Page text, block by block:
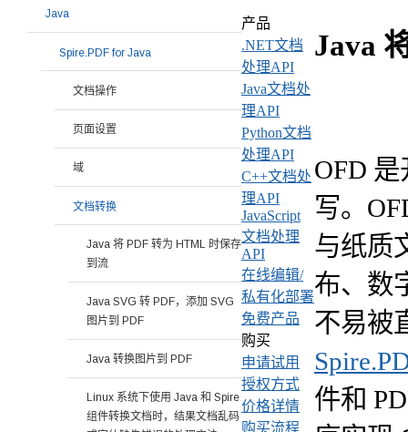
Java
OFD
写。
与纸质
布、数
不易被
件和
Java
Spire.PDF for Java
文档操作
页面设置
域
文档转换
Java 将 PDF 转为 HTML 时保存
到流
Java SVG 转 PDF，添加 SVG
图片到 PDF
Java 转换图片到 PDF
Linux 系统下使用 Java 和 Spire
组件转换文档时，结果文档乱码
产品
.NET文档
处理API
Java文档处
理API
Python文档
处理API
C++文档处
理API
JavaScript
文档处理
API
在线编辑/
私有化部署
免费产品
购买
申请试用
授权方式
价格详情
购买流程